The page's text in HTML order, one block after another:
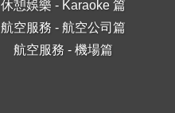
休憩娛樂 - Karaoke 篇
航空服務 - 航空公司篇
航空服務 - 機場篇